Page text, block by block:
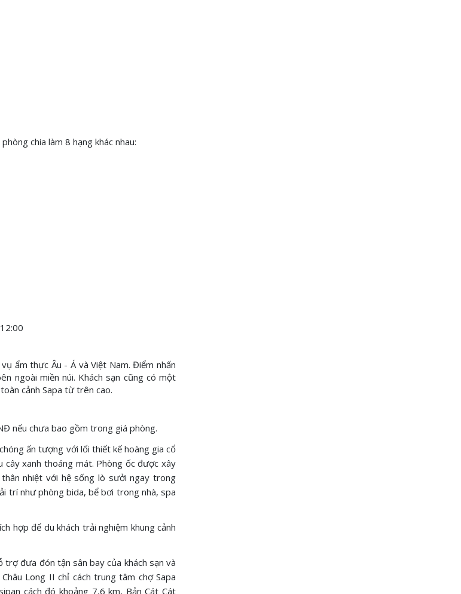
chia làm 8 hạng khác nhau:
12:00
ẩm thực Âu - Á và Việt Nam. Điểm nhấn
ngoài miền núi. Khách sạn cũng có một
cảnh Sapa từ trên cao.
nếu chưa bao gồm trong giá phòng.
ấn tượng với lối thiết kế hoàng gia cổ
cây xanh thoáng mát. Phòng ốc được xây
nhiệt với hệ sống lò sưởi ngay trong
trí như phòng bida, bể bơi trong nhà, spa
hợp để du khách trải nghiệm khung cảnh
trợ đưa đón tận sân bay của khách sạn và
Long II chỉ cách trung tâm chợ Sapa
cách đó khoảng 7,6 km, Bản Cát Cát